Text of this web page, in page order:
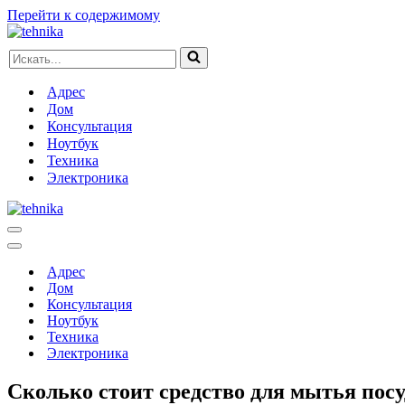
Перейти к содержимому
Искать...
Адрес
Дом
Консультация
Ноутбук
Техника
Электроника
Меню
навигации
Меню
навигацииАдрес
Дом
Консультация
Ноутбук
Техника
Электроника
Сколько стоит средство для мытья